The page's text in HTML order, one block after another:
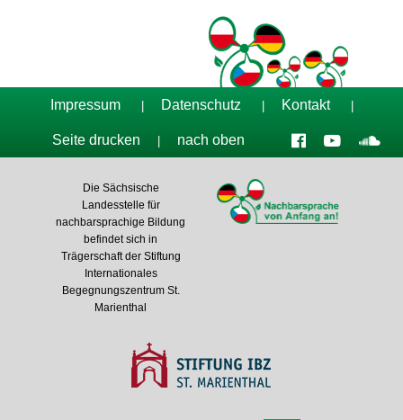
Impressum Datenschutz Kontakt
Seite drucken nach oben
Die Sächsische
Landesstelle für
nachbarsprachige Bildung
befindet sich in
Trägerschaft der Stiftung
Internationales
Begegnungszentrum St.
Marienthal